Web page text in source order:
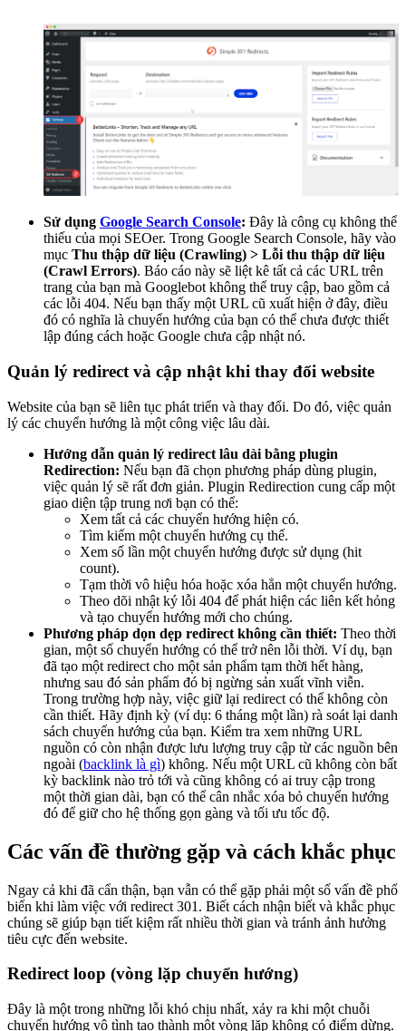
Sử dụng Google Search Console: Đây là công cụ không thể
thiếu của mọi SEOer. Trong Google Search Console, hãy vào
mục Thu thập dữ liệu (Crawling) > Lỗi thu thập dữ liệu
(Crawl Errors). Báo cáo này sẽ liệt kê tất cả các URL trên
trang của bạn mà Googlebot không thể truy cập, bao gồm cả
các lỗi 404. Nếu bạn thấy một URL cũ xuất hiện ở đây, điều
đó có nghĩa là chuyển hướng của bạn có thể chưa được thiết
lập đúng cách hoặc Google chưa cập nhật nó.
Quản lý redirect và cập nhật khi thay đổi website
Website của bạn sẽ liên tục phát triển và thay đổi. Do đó, việc quản
lý các chuyển hướng là một công việc lâu dài.
Hướng dẫn quản lý redirect lâu dài bằng plugin
Redirection: Nếu bạn đã chọn phương pháp dùng plugin,
việc quản lý sẽ rất đơn giản. Plugin Redirection cung cấp một
giao diện tập trung nơi bạn có thể:
Xem tất cả các chuyển hướng hiện có.
Tìm kiếm một chuyển hướng cụ thể.
Xem số lần một chuyển hướng được sử dụng (hit
count).
Tạm thời vô hiệu hóa hoặc xóa hẳn một chuyển hướng.
Theo dõi nhật ký lỗi 404 để phát hiện các liên kết hỏng
và tạo chuyển hướng mới cho chúng.
Phương pháp dọn dẹp redirect không cần thiết: Theo thời
gian, một số chuyển hướng có thể trở nên lỗi thời. Ví dụ, bạn
đã tạo một redirect cho một sản phẩm tạm thời hết hàng,
nhưng sau đó sản phẩm đó bị ngừng sản xuất vĩnh viễn.
Trong trường hợp này, việc giữ lại redirect có thể không còn
cần thiết. Hãy định kỳ (ví dụ: 6 tháng một lần) rà soát lại danh
sách chuyển hướng của bạn. Kiểm tra xem những URL
nguồn có còn nhận được lưu lượng truy cập từ các nguồn bên
ngoài (backlink là gì) không. Nếu một URL cũ không còn bất
kỳ backlink nào trỏ tới và cũng không có ai truy cập trong
một thời gian dài, bạn có thể cân nhắc xóa bỏ chuyển hướng
đó để giữ cho hệ thống gọn gàng và tối ưu tốc độ.
Các vấn đề thường gặp và cách khắc phục
Ngay cả khi đã cẩn thận, bạn vẫn có thể gặp phải một số vấn đề phổ
biến khi làm việc với redirect 301. Biết cách nhận biết và khắc phục
chúng sẽ giúp bạn tiết kiệm rất nhiều thời gian và tránh ảnh hưởng
tiêu cực đến website.
Redirect loop (vòng lặp chuyển hướng)
Đây là một trong những lỗi khó chịu nhất, xảy ra khi một chuỗi
chuyển hướng vô tình tạo thành một vòng lặp không có điểm dừng.